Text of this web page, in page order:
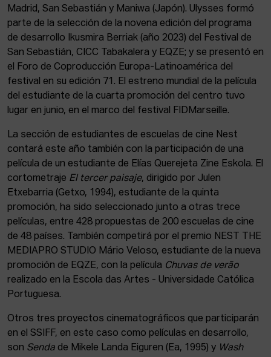
Madrid, San Sebastián y Maniwa (Japón). Ulysses formó
parte de la selección de la novena edición del programa
de desarrollo Ikusmira Berriak (año 2023) del Festival de
San Sebastián, CICC Tabakalera y EQZE; y se presentó en
el Foro de Coproducción Europa-Latinoamérica del
festival en su edición 71. El estreno mundial de la película
del estudiante de la cuarta promoción del centro tuvo
lugar en junio, en el marco del festival FIDMarseille.
La sección de estudiantes de escuelas de cine Nest
contará este año también con la participación de una
película de un estudiante de Elías Querejeta Zine Eskola. El
cortometraje El tercer paisaje, dirigido por Julen
Etxebarria (Getxo, 1994), estudiante de la quinta
promoción, ha sido seleccionado junto a otras trece
películas, entre 428 propuestas de 200 escuelas de cine
de 48 países. También competirá por el premio NEST THE
MEDIAPRO STUDIO Mário Veloso, estudiante de la nueva
promoción de EQZE, con la película Chuvas de verão
realizado en la Escola das Artes - Universidade Católica
Portuguesa.
Otros tres proyectos cinematográficos que participarán
en el SSIFF, en este caso como películas en desarrollo,
son Senda de Mikele Landa Eiguren (Ea, 1995) y Wash